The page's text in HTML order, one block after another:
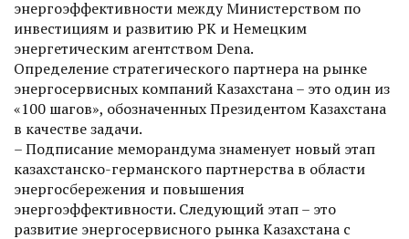
энергоэффективности между Министерством по
инвестициям и развитию РК и Немецким
энергетическим агентством Dena.
Определение стратегического партнера на рынке
энергосервисных компаний Казахстана – это один из
«100 шагов», обозначенных Президентом Казахстана
в качестве задачи.
– Подписание меморандума знаменует новый этап
казахстанско-германского партнерства в области
энергосбережения и повышения
энергоэффективности. Следующий этап – это
развитие энергосервисного рынка Казахстана с